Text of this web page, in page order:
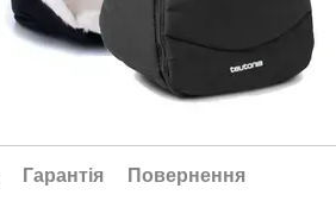
Гарантія Повернення